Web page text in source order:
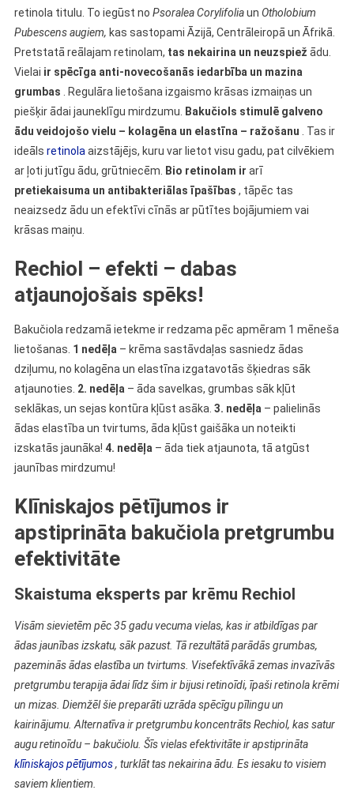
retinola titulu. To iegūst no Psoralea Corylifoliaun Otholobium
Pubescens augiem, kas sastopami Āzijā, Centrāleiropā un Āfrikā.
Pretstatā reālajam retinolam, tas nekairina un neuzspiež ādu.
Vielai ir spēcīga anti-novecošanās iedarbība un mazina
grumbas . Regulāra lietošana izgaismo krāsas izmaiņas un
piešķir ādai jauneklīgu mirdzumu.
Bakučiols stimulē galveno
ādu veidojošo vielu – kolagēna un elastīna – ražošanu
Tas ir
ideāls retinola aizstājējs, kuru var lietot visu gadu, pat cilvēkiem
ar ļoti jutīgu ādu, grūtniecēm.
Bio retinolam ir arī
pretiekaisuma un antibakteriālas īpašības , tāpēc tas
neaizsedz ādu un efektīvi cīnās ar pūtītes bojājumiem vai
krāsas maiņu.
Rechiol – efekti – dabas
atjaunojošais spēks!
Bakučiola redzamā ietekme ir redzama pēc apmēram 1 mēneša
lietošanas. 1 nedēļa – krēma sastāvdaļas sasniedz ādas
dziļumu, no kolagēna un elastīna izgatavotās šķiedras sāk
atjaunoties. 2. nedēļa – āda savelkas, grumbas sāk kļūt
seklākas, un sejas kontūra kļūst asāka. 3. nedēļa – palielinās
ādas elastība un tvirtums, āda kļūst gaišāka un noteikti
izskatās jaunāka! 4. nedēļa – āda tiek atjaunota, tā atgūst
jaunības mirdzumu!
Klīniskajos pētījumos ir
apstiprināta bakučiola pretgrumbu
efektivitāte
Skaistuma eksperts par krēmu Rechiol
Visām sievietēm pēc 35 gadu vecuma vielas, kas ir atbildīgas par
ādas jaunības izskatu, sāk pazust. Tā rezultātā parādās grumbas,
pazeminās ādas elastība un tvirtums. Visefektīvākā zemas invazīvās
pretgrumbu terapija ādai līdz šim ir bijusi retinoīdi, īpaši retinola krēmi
un mizas. Diemžēl šie preparāti uzrāda spēcīgu pīlingu un
kairinājumu. Alternatīva ir pretgrumbu koncentrāts Rechiol, kas satur
augu retinoīdu – bakučiolu. Šīs vielas efektivitāte ir apstiprināta
klīniskajos pētījumos, turklāt tas nekairina ādu. Es iesaku to visiem
saviem klientiem.